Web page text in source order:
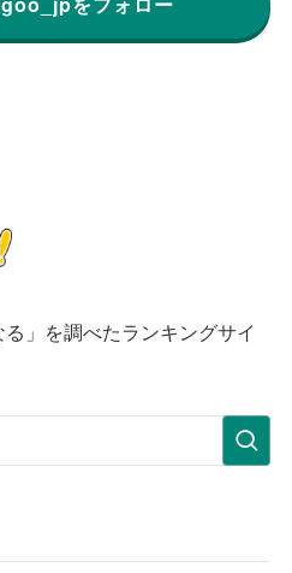
」を調べたランキングサイ